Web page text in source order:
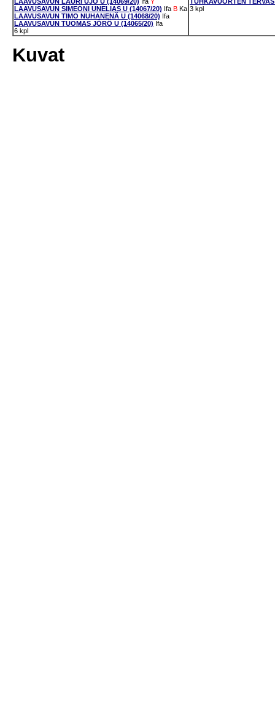
LAAVUSAVUN SIMEONI UNELIAS U (14067/20) Ifa B Ka
LAAVUSAVUN TIMO NUHANENÄ U (14068/20) Ifa
LAAVUSAVUN TUOMAS JÖRÖ U (14065/20) Ifa
6 kpl
3 kpl
Kuvat